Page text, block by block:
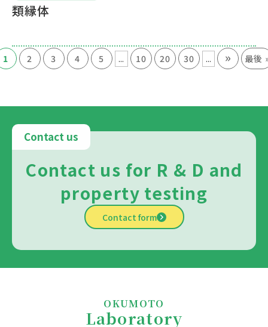
類縁体
1 2 3 4 5 ... 10 20 30 ... » 最後
Contact us
Contact us for R & D and
property testing
Contact form
OKUMOTO
Laboratory